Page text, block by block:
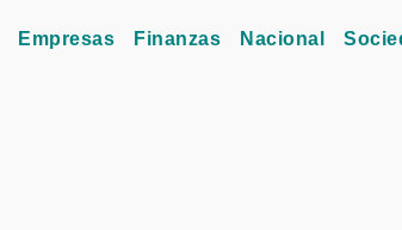
Empresas Finanzas Nacional